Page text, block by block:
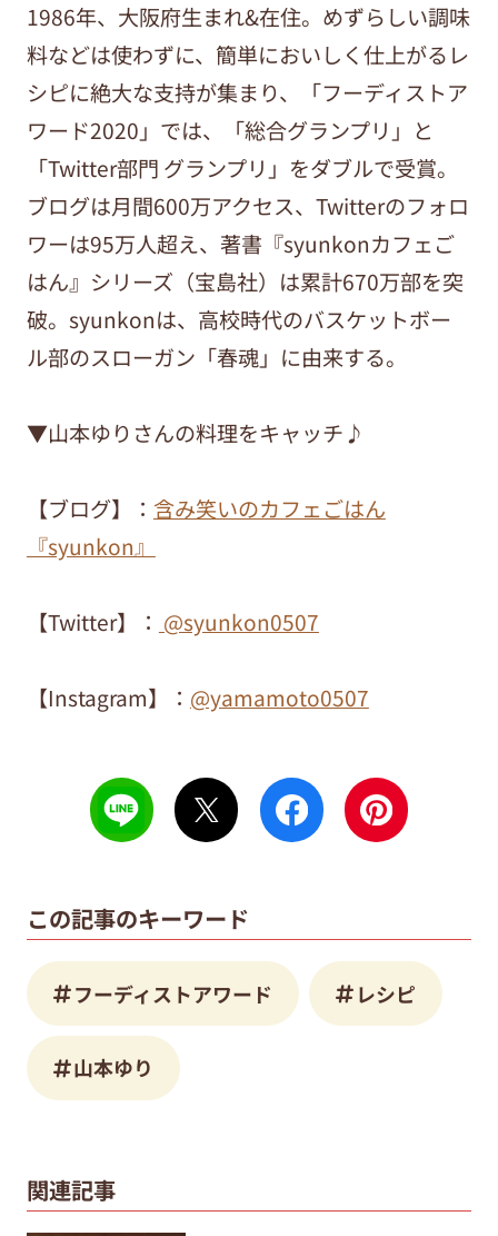
1986年、大阪府生まれ&在住。めずらしい調味
料などは使わずに、簡単においしく仕上がるレ
シピに絶大な支持が集まり、「フーディストア
ワード2020」では、「総合グランプリ」と
「Twitter部門 グランプリ」をダブルで受賞。
ブログは月間600万アクセス、Twitterのフォロ
ワーは95万人超え、著書『syunkonカフェご
はん』シリーズ（宝島社）は累計670万部を突
破。syunkonは、高校時代のバスケットボー
ル部のスローガン「春魂」に由来する。
▼山本ゆりさんの料理をキャッチ♪
【ブログ】： 含み笑いのカフェごはん
『syunkon』
【Twitter】： @syunkon0507
【Instagram】： @yamamoto0507
この記事のキーワード
フーディストアワード レシピ
山本ゆり
関連記事